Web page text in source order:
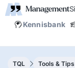
Kennisbank
TQL Tools & Tips